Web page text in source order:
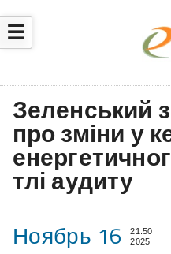
☰
Зеленський
про зміни у
тлі аудиту
Ноябрь 16
21:50
2025